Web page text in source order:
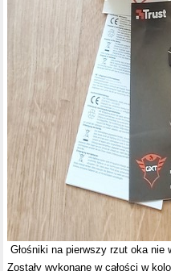
Głośniki na pierwszy rzut oka
Zostały wykonane w całości w